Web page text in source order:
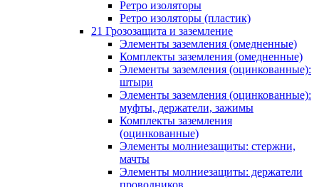
Ретро изоляторы
Ретро изоляторы (пластик)
21 Грозозащита и заземление
Элементы заземления (омедненные)
Комплекты заземления (омедненные)
Элементы заземления (оцинкованные):
штыри
Элементы заземления (оцинкованные):
муфты, держатели, зажимы
Комплекты заземления
(оцинкованные)
Элементы молниезащиты: стержни,
мачты
Элементы молниезащиты: держатели
проводников